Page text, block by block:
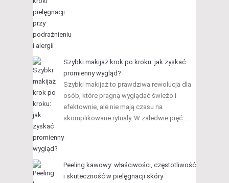
Szybki makijaż krok po kroku: jak zyskać
promienny wygląd?
Szybki makijaż to prawdziwa rewolucja dla
osób, które pragną wyglądać świeżo i
efektownie, ale nie mają czasu na
skomplikowane rytuały. W zaledwie pięć …
Peeling kawowy: właściwości, częstotliwość
i skuteczność w pielęgnacji skóry